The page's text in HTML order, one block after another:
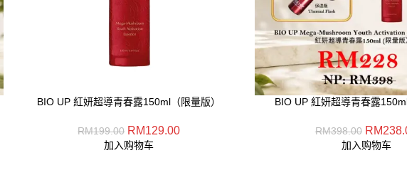
BIO UP 紅妍超導青春露150ml（限量版）
RM199.00 RM129.00
加入购物车
BIO UP 紅妍超導青春露
RM398.00 RM
加入购物车